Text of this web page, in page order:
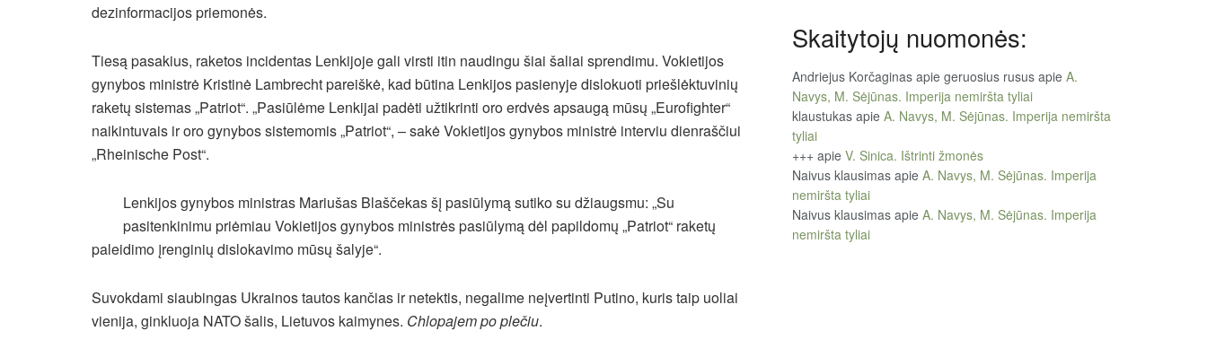
dezinformacijos priemonės.
Tiesą pasakius, raketos incidentas Lenkijoje gali virsti itin naudingu šiai šaliai sprendimu. Vokietijos
gynybos ministrė Kristinė Lambrecht pareiškė, kad būtina Lenkijos pasienyje dislokuoti priešlėktuvinių
raketų sistemas „Patriot“. „Pasiūlėme Lenkijai padėti užtikrinti oro erdvės apsaugą mūsų „Eurofighter“
naikintuvais ir oro gynybos sistemomis „Patriot“, – sakė Vokietijos gynybos ministrė interviu dienraščiui
„Rheinische Post“.
Lenkijos gynybos ministras Mariušas Blaščekas šį pasiūlymą sutiko su džiaugsmu: „Su
pasitenkinimu priėmiau Vokietijos gynybos ministrės pasiūlymą dėl papildomų „Patriot“ raketų
paleidimo įrenginių dislokavimo mūsų šalyje“.
Suvokdami siaubingas Ukrainos tautos kančias ir netektis, negalime neįvertinti Putino, kuris taip uoliai
vienija, ginkluoja NATO šalis, Lietuvos kaimynes. Chlopajem po plečiu.
Skaitytojų nuomonės:
Andriejus Korčaginas apie geruosius rusus apie A.
Navys, M. Sėjūnas. Imperija nemiršta tyliai
klaustukas apie A. Navys, M. Sėjūnas. Imperija nemiršta
tyliai
+++ apie V. Sinica. Ištrinti žmonės
Naivus klausimas apie A. Navys, M. Sėjūnas. Imperija
nemiršta tyliai
Naivus klausimas apie A. Navys, M. Sėjūnas. Imperija
nemiršta tyliai